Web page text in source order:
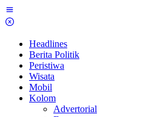
Skip
to
Headlines
Berita Politik
Peristiwa
Wisata
Mobil
Kolom
Advertorial